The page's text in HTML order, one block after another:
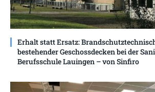
Erhalt statt Ersatz:
bestehender Geschossdecken bei der
Berufsschule Lauingen – von Sinfiro